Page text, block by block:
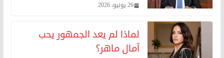
26 يونيو، 2026
لماذا لم يعد الجمهور يحب
آمال ماهر؟